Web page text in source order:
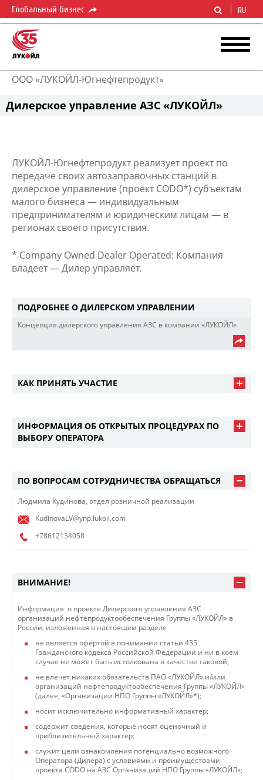
Глобальный бизнес RU
ООО «ЛУКОЙЛ-Югнефтепродукт»
Дилерское управление АЗС «ЛУКОЙЛ»
ЛУКОЙЛ-Югнефтепродукт реализует проект по
передаче своих автозаправочных станций в
дилерское управление (проект CODO*) субъектам
малого бизнеса — индивидуальным
предпринимателям и юридическим лицам — в
регионах своего присутствия.
* Company Owned Dealer Operated: Компания
владеет — Дилер управляет.
ПОДРОБНЕЕ О ДИЛЕРСКОМ УПРАВЛЕНИИ
Концепция дилерского управления АЗС в компании «ЛУКОЙЛ»
КАК ПРИНЯТЬ УЧАСТИЕ
ИНФОРМАЦИЯ ОБ ОТКРЫТЫХ ПРОЦЕДУРАХ ПО
ВЫБОРУ ОПЕРАТОРА
ПО ВОПРОСАМ СОТРУДНИЧЕСТВА ОБРАЩАТЬСЯ
​Людмила Кудинова, отдел розничной реализации​
KudinovaLV@ynp.lukoil.com
+78612134058
ВНИМАНИЕ!
Информация о проекте Дилерского управления АЗС
организаций нефтепродуктообеспечения Группы «ЛУКОЙЛ» в
России, изложенная в настоящем разделе
не является офертой в понимании статьи 435
Гражданского кодекса Российской Федерации и ни в коем
случае не может быть истолкована в качестве таковой;
не влечет никаких обязательств ПАО «ЛУКОЙЛ» и/или
организаций нефтепродуктообеспечения Группы «ЛУКОЙЛ»
(далее, «Организации НПО Группы «ЛУКОЙЛ»*);
носит исключительно информативный характер;
содержит сведения, которые носят оценочный и
приблизительный характер;
служит цели ознакомления потенциально возможного
Оператора (Дилера) с условиями и преимуществами
проекта CODO на АЗС Организаций НПО Группы «ЛУКОЙЛ»;